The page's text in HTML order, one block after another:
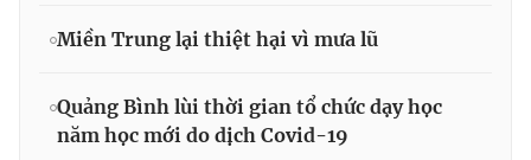
Miền Trung lại thiệt hại vì mưa lũ
Quảng Bình lùi thời gian tổ chức dạy học
năm học mới do dịch Covid-19